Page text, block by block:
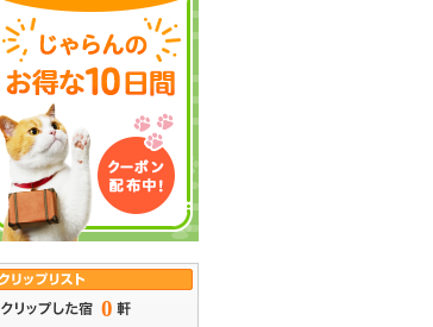
0